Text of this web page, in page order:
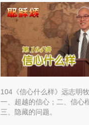
104《信心什么样》远志明
一、超越的信心；二、信心
三、隐藏的问题。